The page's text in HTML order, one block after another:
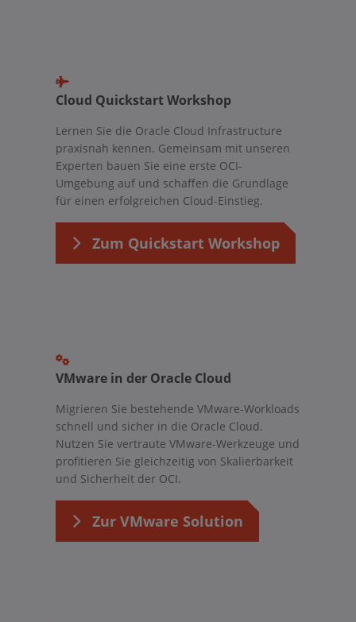
Cloud Quickstart Workshop
Lernen Sie die Oracle Cloud Infrastructure
praxisnah kennen. Gemeinsam mit unseren
Experten bauen Sie eine erste OCI-
Umgebung auf und schaffen die Grundlage
für einen erfolgreichen Cloud-Einstieg.
Zum Quickstart Workshop
VMware in der Oracle Cloud
Migrieren Sie bestehende VMware-Workloads
schnell und sicher in die Oracle Cloud.
Nutzen Sie vertraute VMware-Werkzeuge und
profitieren Sie gleichzeitig von Skalierbarkeit
und Sicherheit der OCI.
Zur VMware Solution